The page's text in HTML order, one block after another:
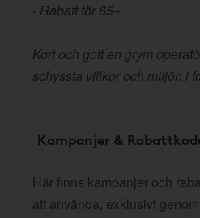
- Rabatt för 65+
Kort och gott en grym
schyssta villkor och miljön i
Kampanjer &
Här finns kampanjer och
att använda, exklusivt